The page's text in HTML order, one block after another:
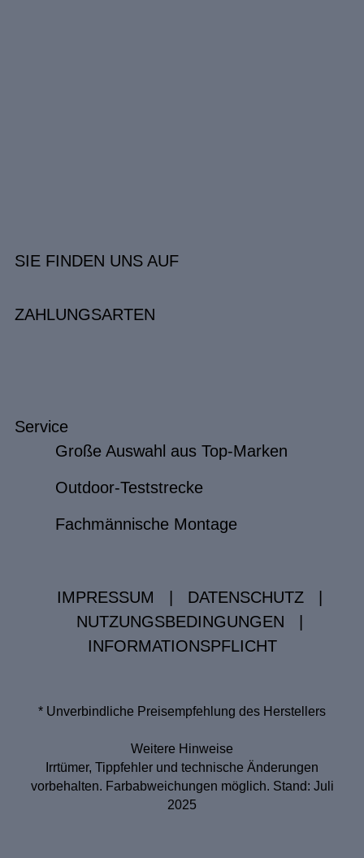
SIE FINDEN UNS AUF
ZAHLUNGSARTEN
Service
Große Auswahl aus Top-Marken
Outdoor-Teststrecke
Fachmännische Montage
IMPRESSUM DATENSCHUTZ
NUTZUNGSBEDINGUNGEN
INFORMATIONSPFLICHT
* Unverbindliche Preisempfehlung des Herstellers
Weitere Hinweise
Irrtümer, Tippfehler und technische Änderungen
vorbehalten. Farbabweichungen möglich. Stand: Juli
2025